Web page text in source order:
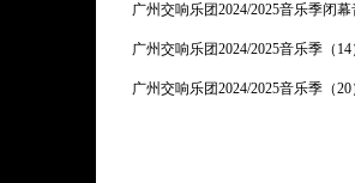
广州交响乐团2024/2025音乐季闭
广州交响乐团2024/2025音乐季（
广州交响乐团2024/2025音乐季（